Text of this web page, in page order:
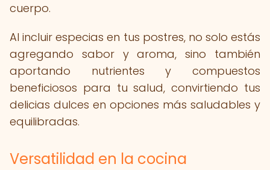
cuerpo.
Al incluir especias en tus postres, no solo estás
agregando sabor y aroma, sino también
aportando nutrientes y compuestos
beneficiosos para tu salud, convirtiendo tus
delicias dulces en opciones más saludables y
equilibradas.
Versatilidad en la cocina